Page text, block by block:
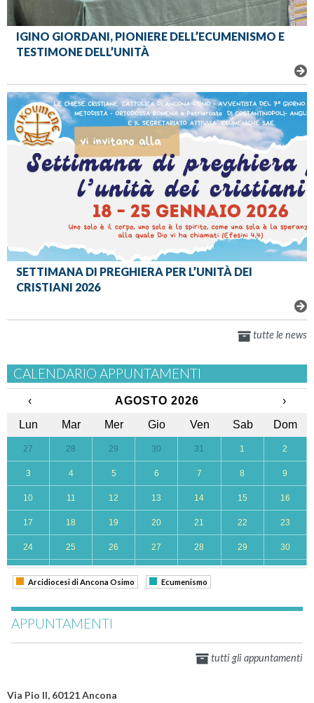
IGINO GIORDANI, PIONIERE DELL’ECUMENISMO E
TESTIMONE DELL’UNITÀ
SETTIMANA DI PREGHIERA PER L’UNITÀ DEI
CRISTIANI 2026
tutte le news
CALENDARIO APPUNTAMENTI
‹ AGOSTO 2026
›
Lun
Mar Mer Gio Ven Sab Dom
27 28 29 30 31 1 2
3 4 5 6 7 8 9
10 11 12 13 14 15 16
17 18 19 20 21 22 23
24 25 26 27 28 29 30
Arcidiocesi di Ancona Osimo Ecumenismo
APPUNTAMENTI
tutti gli appuntamenti
Via Pio II, 60121 Ancona